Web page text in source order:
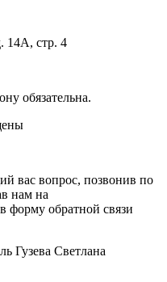
14А, стр. 4
обязательна.
вас вопрос, позвонив по
нам на
форму обратной связи
Гузева Светлана